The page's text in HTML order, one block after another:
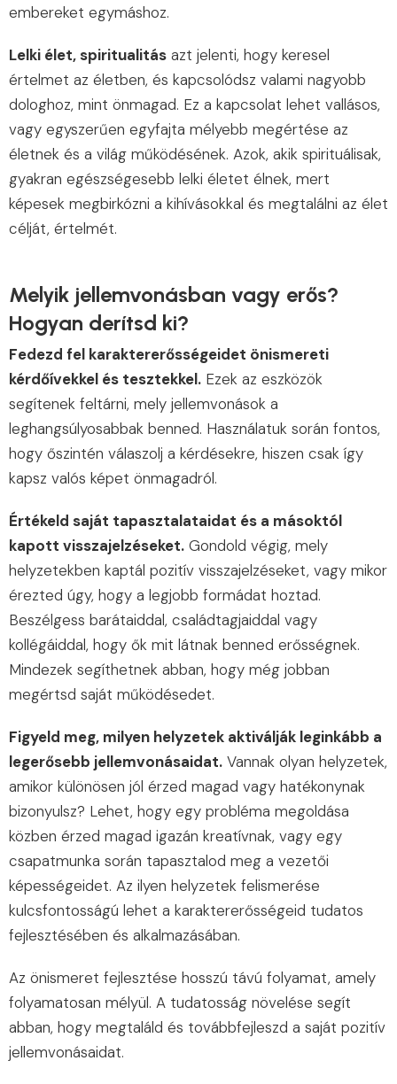
embereket egymáshoz.
Lelki élet, spiritualitás azt jelenti, hogy keresel
értelmet az életben, és kapcsolódsz valami nagyobb
dologhoz, mint önmagad. Ez a kapcsolat lehet vallásos,
vagy egyszerűen egyfajta mélyebb megértése az
életnek és a világ működésének. Azok, akik spirituálisak,
gyakran egészségesebb lelki életet élnek, mert
képesek megbirkózni a kihívásokkal és megtalálni az élet
célját, értelmét.
Melyik jellemvonásban vagy erős?
Hogyan derítsd ki?
Fedezd fel karaktererősségeidet önismereti
kérdőívekkel és tesztekkel. Ezek az eszközök
segítenek feltárni, mely jellemvonások a
leghangsúlyosabbak benned. Használatuk során fontos,
hogy őszintén válaszolj a kérdésekre, hiszen csak így
kapsz valós képet önmagadról.
Értékeld saját tapasztalataidat és a másoktól
kapott visszajelzéseket. Gondold végig, mely
helyzetekben kaptál pozitív visszajelzéseket, vagy mikor
érezted úgy, hogy a legjobb formádat hoztad.
Beszélgess barátaiddal, családtagjaiddal vagy
kollégáiddal, hogy ők mit látnak benned erősségnek.
Mindezek segíthetnek abban, hogy még jobban
megértsd saját működésedet.
Figyeld meg, milyen helyzetek aktiválják leginkább a
legerősebb jellemvonásaidat. Vannak olyan helyzetek,
amikor különösen jól érzed magad vagy hatékonynak
bizonyulsz? Lehet, hogy egy probléma megoldása
közben érzed magad igazán kreatívnak, vagy egy
csapatmunka során tapasztalod meg a vezetői
képességeidet. Az ilyen helyzetek felismerése
kulcsfontosságú lehet a karaktererősségeid tudatos
fejlesztésében és alkalmazásában.
Az önismeret fejlesztése hosszú távú folyamat, amely
folyamatosan mélyül. A tudatosság növelése segít
abban, hogy megtaláld és továbbfejleszd a saját pozitív
jellemvonásaidat.